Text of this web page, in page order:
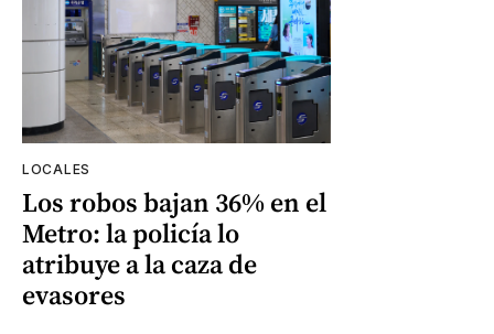
LOCALES
Los robos bajan 36% en el
Metro: la policía lo
atribuye a la caza de
evasores